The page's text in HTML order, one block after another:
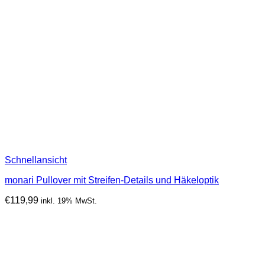
Schnellansicht
monari Pullover mit Streifen-Details und Häkeloptik
€119,99 inkl. 19% MwSt.